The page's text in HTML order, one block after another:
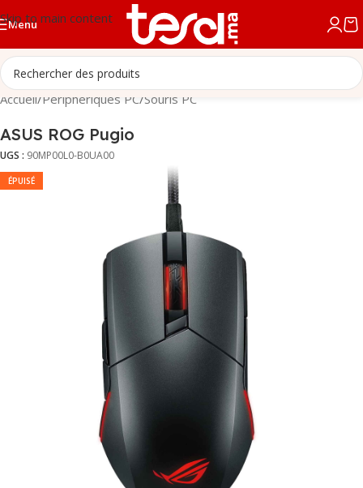
Skip to main content
Menu
Accueil/Périphériques PC/Souris PC
ASUS ROG Pugio
UGS : 90MP00L0-B0UA00
ÉPUISÉ